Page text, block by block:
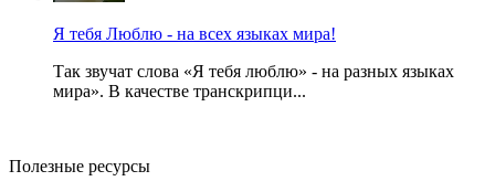
Я тебя Люблю - на всех языках мира!
Так звучат слова «Я тебя люблю» - на разных языках
мира». В качестве транскрипци...
Полезные ресурсы